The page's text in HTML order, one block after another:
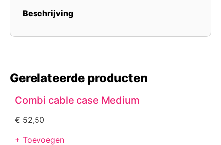
Beschrijving
Gerelateerde producten
Combi cable case Medium
€ 52,50
+ Toevoegen